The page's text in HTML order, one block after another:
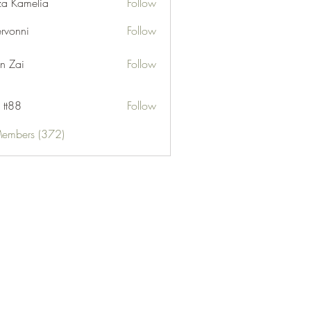
Follow
Zai Follow
tt88
Follow
(372)